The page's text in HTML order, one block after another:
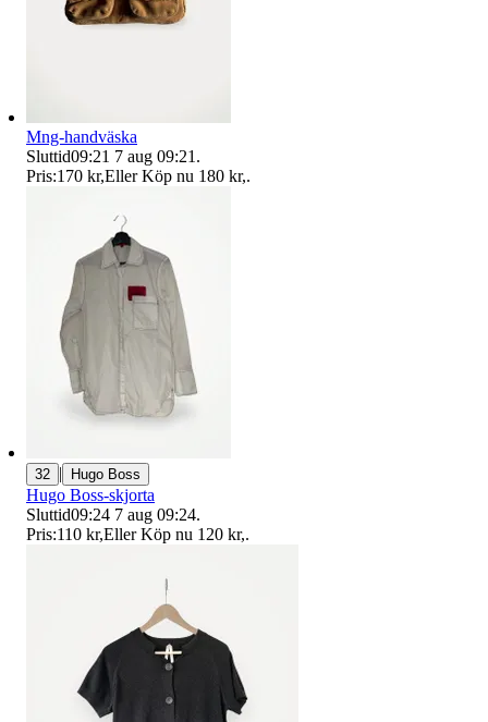
Mng-handväska
Sluttid09:21 7 aug 09:21 .
Pris:170 kr,Eller Köp nu 180 kr,.
32 | Hugo Boss
Hugo Boss-skjorta
Sluttid09:24 7 aug 09:24.
Pris:110 kr,Eller Köp nu 120 kr,.